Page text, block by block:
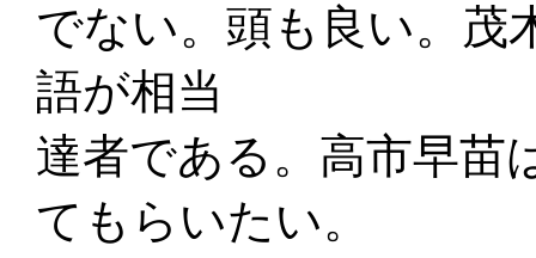
でない。頭も良い。茂
語が相当
達者である。高市早苗
てもらいたい。